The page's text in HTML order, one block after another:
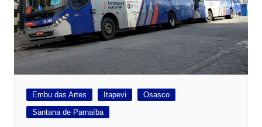
Embu das Artes Itapevi
Osasco
Santana de Parnaíba